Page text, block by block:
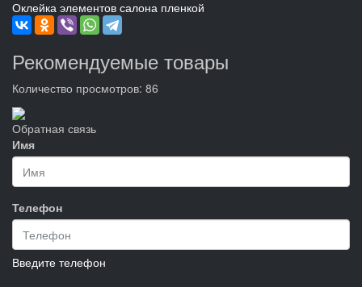
Оклейка элементов салона пленкой
Рекомендуемые товары
Количество просмотров: 86
Обратная связь
Имя
Телефон
Введите телефон